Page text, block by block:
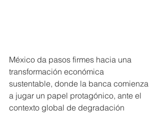
México da pasos firmes hacia una
transformación económica
sustentable, donde la banca comienza
a jugar un papel protagónico, ante el
contexto global de degradación